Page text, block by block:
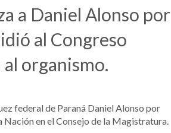
a Daniel Alonso por
al Congreso
organismo.
federal de Paraná Daniel Alonso por
Nación en el Consejo de la Magistratura.